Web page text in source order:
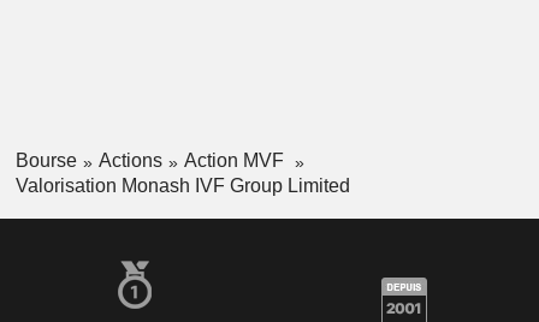
Bourse Actions
Action MVF
Valorisation Monash IVF Group Limited